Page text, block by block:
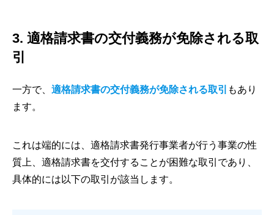
3. 適格請求書の交付義務が免除される取
引
一方で、 適格請求書の交付義務が免除される取引 もあり
ます。
これは端的には、適格請求書発行事業者が行う事業の性
質上、適格請求書を交付することが困難な取引であり、
具体的には以下の取引が該当します。